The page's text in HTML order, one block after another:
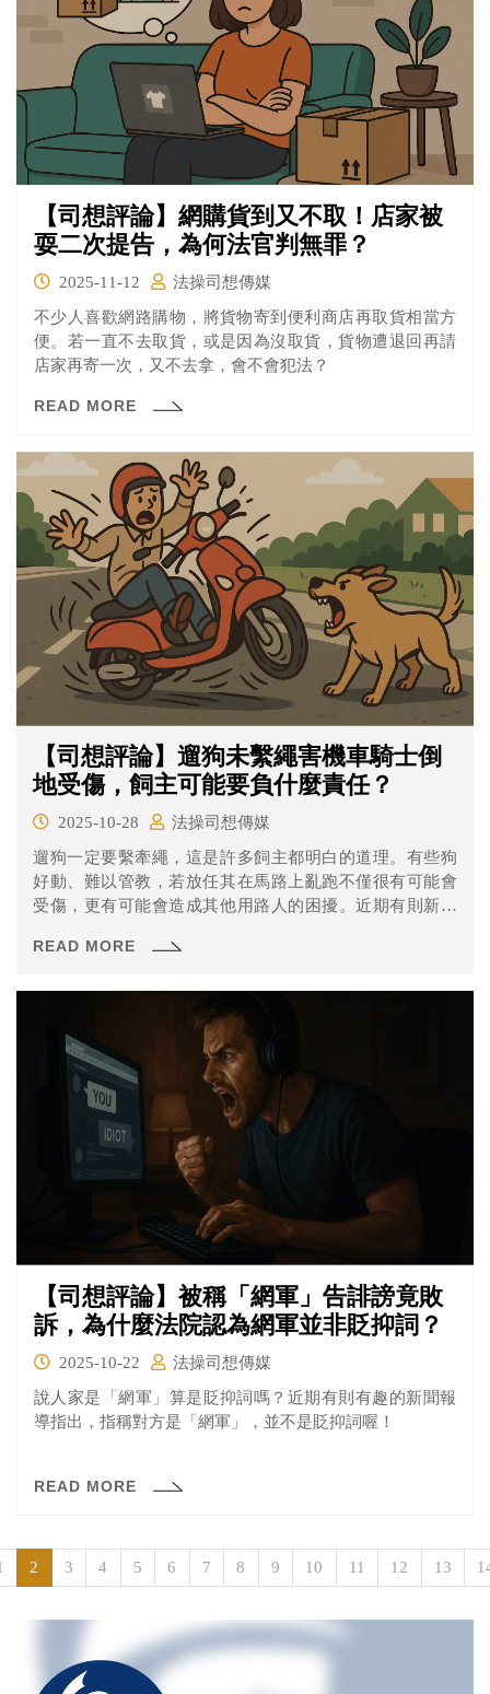
【司想評論】網購貨到又不取！店家被
耍二次提告，為何法官判無罪？
2025-11-12
法操司想傳媒
不少人喜歡網路購物，將貨物寄到便利商店再取貨相當方
便。若一直不去取貨，或是因為沒取貨，貨物遭退回再請
店家再寄一次，又不去拿，會不會犯法？
READ MORE
【司想評論】遛狗未繫繩害機車騎士倒
地受傷，飼主可能要負什麼責任？
2025-10-28
法操司想傳媒
遛狗一定要繫牽繩，這是許多飼主都明白的道理。有些狗
好動、難以管教，若放任其在馬路上亂跑不僅很有可能會
受傷，更有可能會造成其他用路人的困擾。近期有則新聞
狗，由於狗未繫繩突然衝出馬路，導致光榮路直行的劉姓
READ MORE
【司想評論】被稱「網軍」告誹謗竟敗
訴，為什麼法院認為網軍並非貶抑詞？
2025-10-22
法操司想傳媒
說人家是「網軍」算是貶抑詞嗎？近期有則有趣的新聞報
導指出，指稱對方是「網軍」，並不是貶抑詞喔！
READ MORE
2 3 4 5 6 7 8 9 10 11 12 13